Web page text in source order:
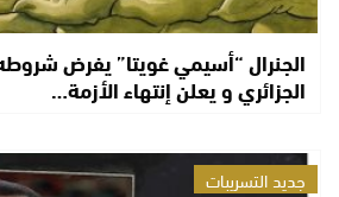
الجنرال “أسيمي غويتا” يفرض
الجزائري و يعلن إنتهاء الأزمة…
جديد التسريبات